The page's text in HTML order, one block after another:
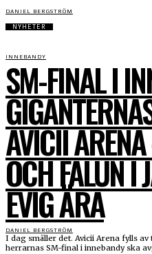
DANIEL BERGSTRÖM
NYHETER
INNEBANDY
SM-FINAL I
AVICII
OCH FALUN I
EVIG ÄRA
DANIEL BERGSTRÖM
I dag smäller det. Avicii Arena fylls
herrarnas SM-final i innebandy ska